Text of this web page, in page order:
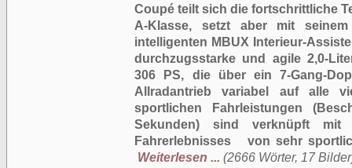
Coupé teilt sich die fortschrittliche
A-Klasse, setzt aber mit
intelligenten MBUX Interieur-
durchzugsstarke und agile 2,0-
306 PS, die über ein 7-Gang-
Allradantrieb variabel auf alle
sportlichen Fahrleistungen
Sekunden) sind verknüpft
Fahrerlebnisses von sehr
Weiterlesen ... (2666 Wörter, 17